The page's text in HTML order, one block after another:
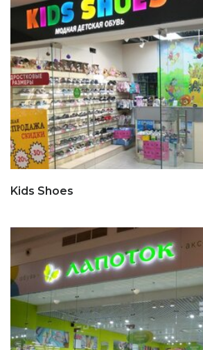
Kids Shoes